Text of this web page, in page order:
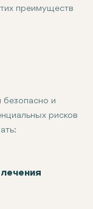
преимуществ
снимает
безопасно и
рисков
слабым и